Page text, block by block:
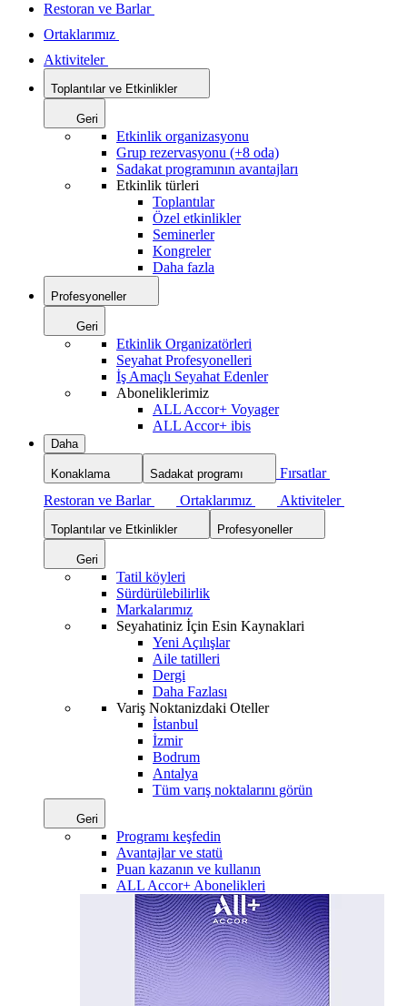
Restoran ve Barlar
Ortaklarımız
Aktiviteler
Toplantılar ve Etkinlikler
Geri
Etkinlik organizasyonu
Grup rezervasyonu (+8 oda)
Sadakat programının avantajları
Etkinlik türleri
Toplantılar
Özel etkinlikler
Seminerler
Kongreler
Daha fazla
Profesyoneller
Geri
Etkinlik Organizatörleri
Seyahat Profesyonelleri
İş Amaçlı Seyahat Edenler
Aboneliklerimiz
ALL Accor+ Voyager
ALL Accor+ ibis
Daha
Konaklama Sadakat programı
Fırsatlar
Restoran ve Barlar
Ortaklarımız Aktiviteler
Toplantılar ve Etkinlikler Profesyoneller
Geri
Tatil köyleri
Sürdürülebilirlik
Markalarımız
Seyahatiniz İçin Esin Kaynaklari
Yeni Açılışlar
Aile tatilleri
Dergi
Daha Fazlası
Variş Noktanizdaki Oteller
İstanbul
İzmir
Bodrum
Antalya
Tüm varış noktalarını görün
Geri
Programı keşfedin
Avantajlar ve statü
Puan kazanın ve kullanın
ALL Accor+ Abonelikleri